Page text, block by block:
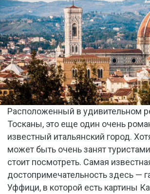
Расположенный в удивительном
Тосканы, это еще один очень
известный итальянский город.
может быть очень занят
стоит посмотреть. Самая
достопримечательность здесь —
Уффици, в которой есть картины